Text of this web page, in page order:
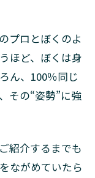
プロとぼくのよ
ほど、ぼくは身
ん、100％同じ
その“姿勢”に強
紹介するまでも
ながめていたら